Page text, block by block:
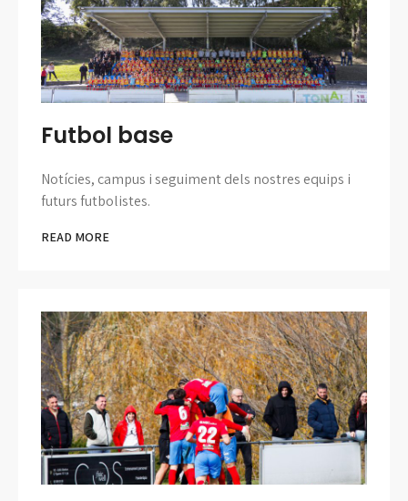
Futbol base
Notícies, campus i seguiment dels nostres equips i
futurs futbolistes.
READ MORE